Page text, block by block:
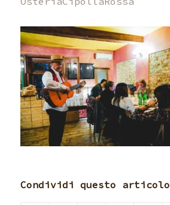
Condividi questo articolo